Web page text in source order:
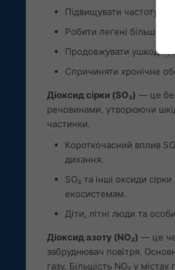
Підвищувати частоту
Робити легені більш
Продовжувати
Спричиняти хронічне
Діоксид сірки (SO₂) — це
речовинами, утворюючи
частинки.
Короткочасний вплив
дихання.
SO₂ та інші оксиди
екосистемам.
Діти, літні люди та
Діоксид азоту (NO₂) — це
забруднювач повітря.
газу. Більшість NO₂ у